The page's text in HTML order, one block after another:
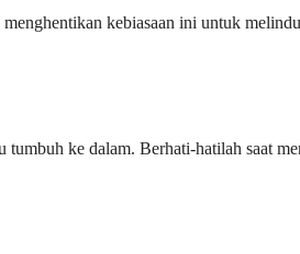
kebiasaan ini untuk
ke dalam. Berhati-hatilah saat